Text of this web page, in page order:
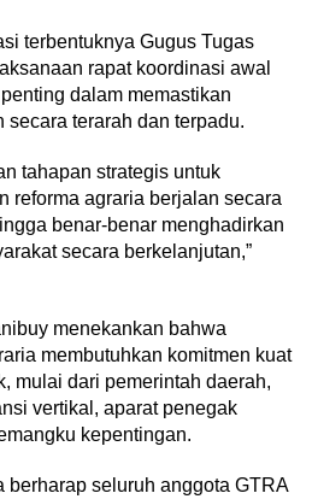
terbentuknya Gugus Tugas
rapat koordinasi awal
dalam memastikan
terarah dan terpadu.
tahapan strategis untuk
reforma agraria berjalan secara
benar-benar menghadirkan
secara berkelanjutan,”
menekankan bahwa
membutuhkan komitmen kuat
mulai dari pemerintah daerah,
vertikal, aparat penegak
kepentingan.
berharap seluruh anggota GTRA